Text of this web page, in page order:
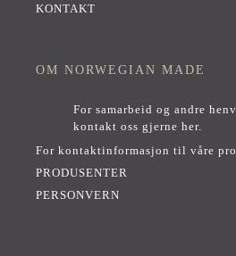
KONTAKT
OM NORWEGIAN MADE
For samarbeid og andre
kontakt oss gjerne her.
For kontaktinformasjon til våre
PRODUSENTER
PERSONVERN